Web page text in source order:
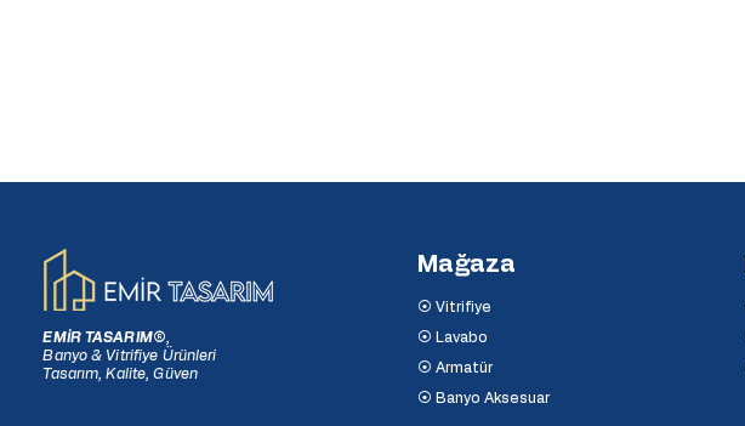
EMİR TASARIM®,
Banyo & Vitrifiye Ürünleri
Tasarım, Kalite, Güven
Mağaza
⦿ Vitrifiye
⦿ Lavabo
⦿ Armatür
⦿ Banyo Aksesuar